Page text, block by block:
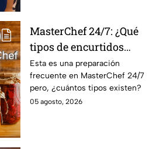
MasterChef 24/7: ¿Qué
tipos de encurtidos
hay?
Esta es una preparación
frecuente en MasterChef 24/7
pero, ¿cuántos tipos existen?
05 agosto, 2026